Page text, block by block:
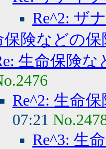
Re^2: ザ
保険などの
生命保険
Re^2: 生命
07:21
Re^3: 生